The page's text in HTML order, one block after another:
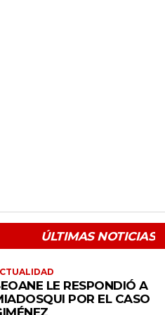
ÚLTIMAS NOTICIAS
LE RESPONDIÓ A
POR EL CASO